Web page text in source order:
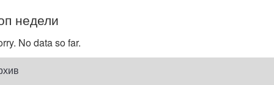
недели
No data so far.